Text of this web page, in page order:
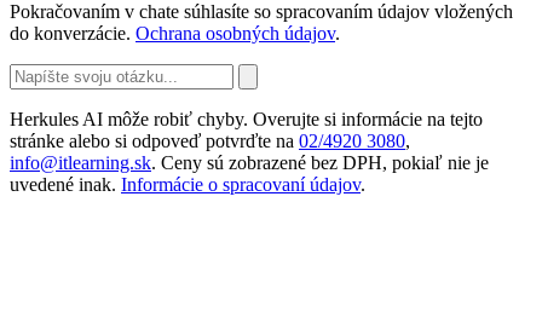
Pokračovaním v chate súhlasíte so spracovaním údajov vložených
do konverzácie. Ochrana osobných údajov.
Herkules AI môže robiť chyby. Overujte si informácie na tejto
stránke alebo si odpoveď potvrďte na 02/4920 3080,
info@itlearning.sk. Ceny sú zobrazené bez DPH, pokiaľ nie je
uvedené inak. Informácie o spracovaní údajov.